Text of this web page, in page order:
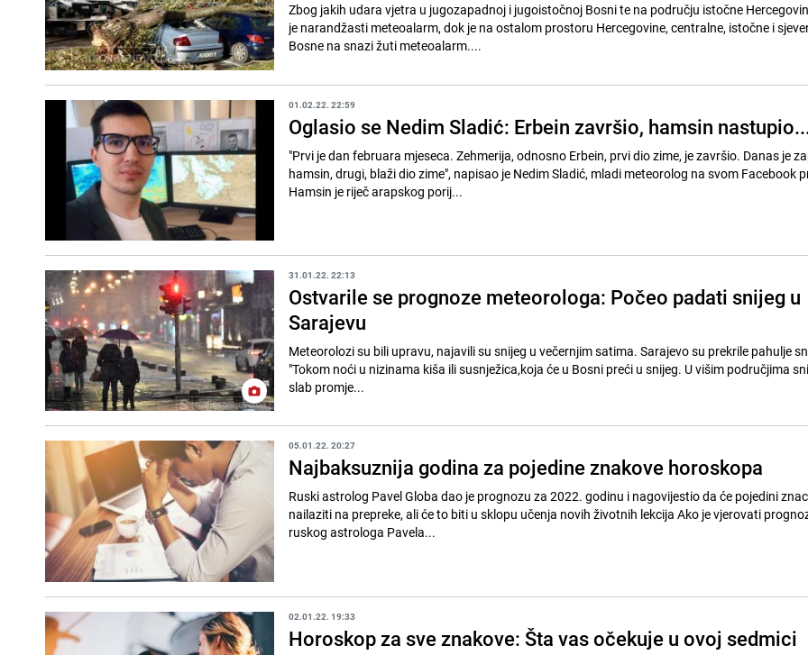
Zbog jakih udara vjetra u jugozapadnoj i jugoistočnoj Bosni te na području istočne
je narandžasti meteoalarm, dok je na ostalom prostoru Hercegovine, centralne, istočne i
Bosne na snazi žuti meteoalarm....
01.02.22. 22:59
Oglasio se Nedim Sladić: Erbein završio, hamsin
"Prvi je dan februara mjeseca. Zehmerija, odnosno Erbein, prvi dio zime, je završio. Danas je
hamsin, drugi, blaži dio zime", napisao je Nedim Sladić, mladi meteorolog na svom Facebook
Hamsin je riječ arapskog porij...
31.01.22. 22:13
Ostvarile se prognoze meteorologa: Počeo padati snijeg u
Sarajevu
Meteorolozi su bili upravu, najavili su snijeg u večernjim satima. Sarajevo su prekrile pahulje
"Tokom noći u nizinama kiša ili susnježica,koja će u Bosni preći u snijeg. U višim područjima
slab promje...
05.01.22. 20:27
Najbaksuznija godina za pojedine znakove horoskopa
Ruski astrolog Pavel Globa dao je prognozu za 2022. godinu i nagovijestio da će pojedini
nailaziti na prepreke, ali će to biti u sklopu učenja novih životnih lekcija Ako je vjerovati
ruskog astrologa Pavela...
02.01.22. 19:33
Horoskop za sve znakove: Šta vas očekuje u ovoj sedmici